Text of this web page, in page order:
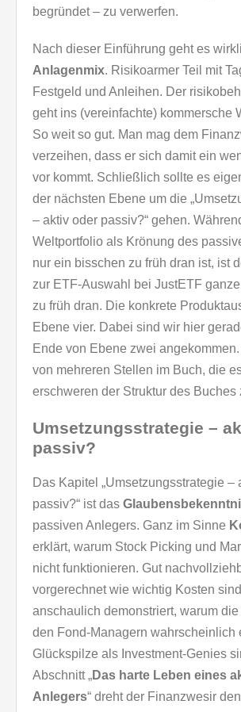
begründet – zu verwerfen.
Nach dieser Einführung geht es
Anlagenmix. Risikoarmer Teil mit
Festgeld und Anleihen. Der
geht ins (vereinfachte) kommersche
So weit so gut. Man mag dem
verzeihen, dass er sich damit ein
vor kommt. Schließlich sollte es
der nächsten Ebene um die
– aktiv oder passiv?“ gehen.
Weltportfolio als Krönung des
nur ein bisschen zu früh dran ist, ist
zur ETF-Auswahl bei JustETF
zu früh dran. Die konkrete
Ebene vier. Dabei sind wir hier
Ende von Ebene zwei
von mehreren Stellen im Buch, die
erschweren der Struktur des Buches
Umsetzungsstrategie –
passiv?
Das Kapitel „Umsetzungsstrategie –
passiv?“ ist das
passiven Anlegers. Ganz im Sinne
erklärt, warum Stock Picking und
nicht funktionieren. Gut
vorgerechnet wie wichtig Kosten
anschaulich demonstriert, warum
den Fond-Managern wahrscheinlich
Glückspilze als Investment-Genies
Abschnitt „Das harte Leben eines
Anlegers“ dreht der Finanzwesir